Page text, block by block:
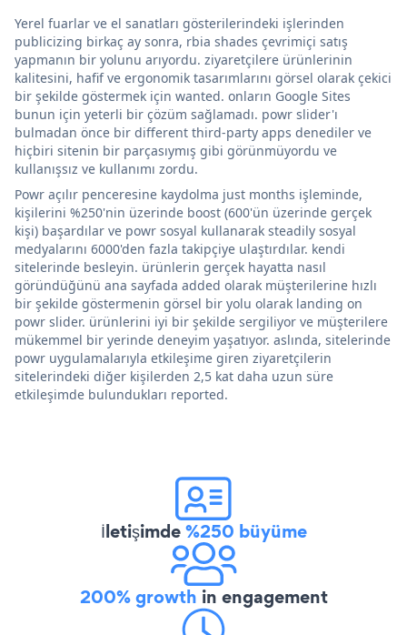
Yerel fuarlar ve el sanatları gösterilerindeki işlerinden
publicizing birkaç ay sonra, rbia shades çevrimiçi satış
yapmanın bir yolunu arıyordu. ziyaretçilere ürünlerinin
kalitesini, hafif ve ergonomik tasarımlarını görsel olarak çekici
bir şekilde göstermek için wanted. onların Google Sites
bunun için yeterli bir çözüm sağlamadı. powr slider'ı
bulmadan önce bir different third-party apps denediler ve
hiçbiri sitenin bir parçasıymış gibi görünmüyordu ve
kullanışsız ve kullanımı zordu.
Powr açılır penceresine kaydolma just months işleminde,
kişilerini %250'nin üzerinde boost (600'ün üzerinde gerçek
kişi) başardılar ve powr sosyal kullanarak steadily sosyal
medyalarını 6000'den fazla takipçiye ulaştırdılar. kendi
sitelerinde besleyin. ürünlerin gerçek hayatta nasıl
göründüğünü ana sayfada added olarak müşterilerine hızlı
bir şekilde göstermenin görsel bir yolu olarak landing on
powr slider. ürünlerini iyi bir şekilde sergiliyor ve müşterilere
mükemmel bir yerinde deneyim yaşatıyor. aslında, sitelerinde
powr uygulamalarıyla etkileşime giren ziyaretçilerin
sitelerindeki diğer kişilerden 2,5 kat daha uzun süre
etkileşimde bulundukları reported.
İletişimde%250 büyüme
200% growth in engagement